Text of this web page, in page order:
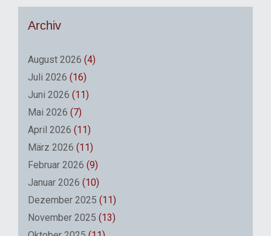
Archiv
August 2026 (4)
Juli 2026 (16)
Juni 2026 (11)
Mai 2026 (7)
April 2026 (11)
März 2026 (11)
Februar 2026 (9)
Januar 2026 (10)
Dezember 2025 (11)
November 2025 (13)